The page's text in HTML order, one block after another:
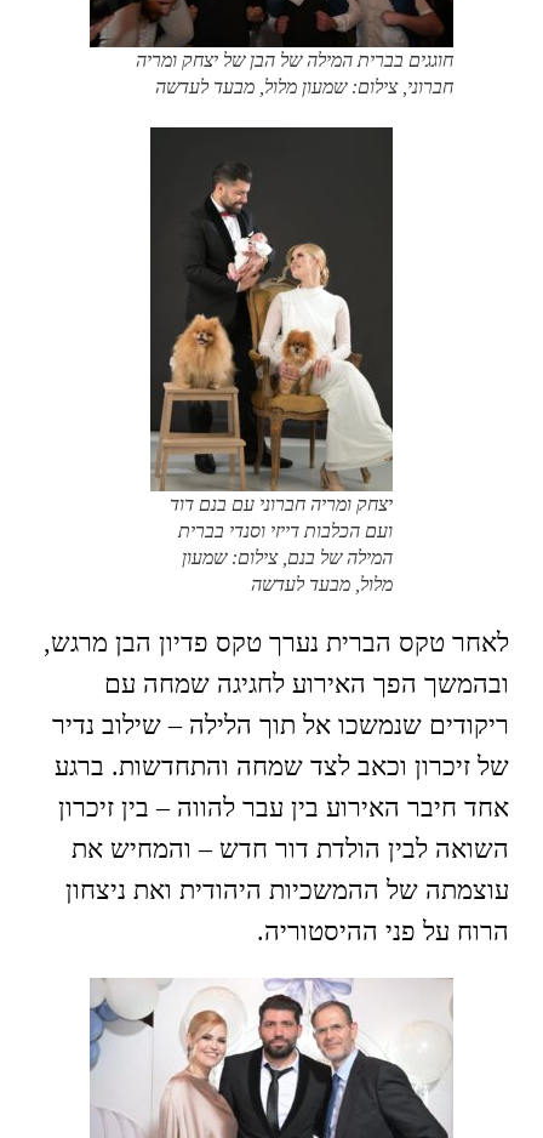
חוגגים בברית המילה של הבן של יצחק ומריה
חברוני, צילום: שמעון מלול, מבעד לעדשה
יצחק ומריה חברוני עם בנם דוד
ועם הכלבות דייזי וסנדי בברית
המילה של בנם, צילום: שמעון
מלול, מבעד לעדשה
לאחר טקס הברית נערך טקס פדיון הבן מרגש,
ובהמשך הפך האירוע לחגיגה שמחה עם
ריקודים שנמשכו אל תוך הלילה – שילוב נדיר
של זיכרון וכאב לצד שמחה והתחדשות. ברגע
אחד חיבר האירוע בין עבר להווה – בין זיכרון
השואה לבין הולדת דור חדש – והמחיש את
עוצמתה של ההמשכיות היהודית ואת ניצחון
הרוח על פני ההיסטוריה.